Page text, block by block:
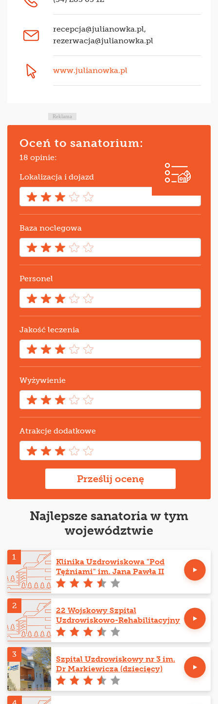
recepcja@julianowka.pl,
rezerwacja@julianowka.pl
www.julianowka.pl
Reklama
Oceń to sanatorium:
18 opinie:
Lokalizacja i dojazd
Baza noclegowa
Personel
Jakość leczenia
Wyżywienie
Atrakcje dodatkowe
Prześlij ocenę
Najlepsze sanatoria w tym
województwie
1
Klinika Uzdrowiskowa "Pod
Tężniami" im. Jana Pawła II
2
22 Wojskowy Szpital
Uzdrowiskowo-Rehabilitacyjny
3
Szpital Uzdrowiskowy nr 3 im.
Dr Markiewicza (dziecięcy)